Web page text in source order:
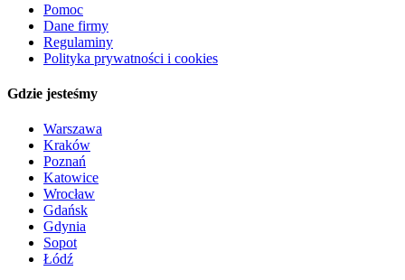
Pomoc
Dane firmy
Regulaminy
Polityka prywatności i cookies
Gdzie jesteśmy
Warszawa
Kraków
Poznań
Katowice
Wrocław
Gdańsk
Gdynia
Sopot
Łódź